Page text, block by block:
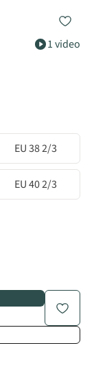
1 video
EU 38 2/3
EU 40 2/3